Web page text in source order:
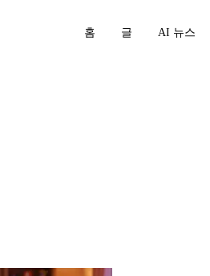
홈 글 AI 뉴스